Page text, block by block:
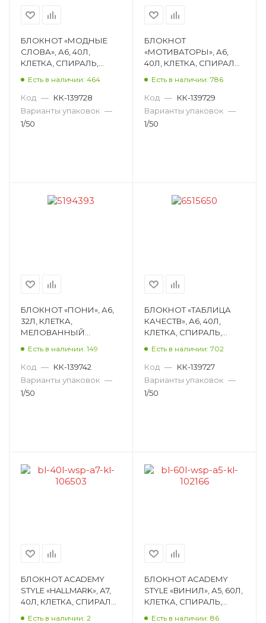
БЛОКНОТ «МОДНЫЕ
СЛОВА», А6, 40Л,
КЛЕТКА, СПИРАЛЬ,
АССОРТИ 6515648
Есть в наличии: 464
Код — КК-139728
Варианты упаковок —
1/50
БЛОКНОТ
«МОТИВАТОРЫ», А6,
40Л, КЛЕТКА, СПИРАЛЬ,
АССОРТИ 6515647
Есть в наличии: 786
Код — КК-139729
Варианты упаковок —
1/50
БЛОКНОТ «ПОНИ», А6,
32Л, КЛЕТКА,
МЕЛОВАННЫЙ
Есть в наличии: 149
Код — КК-139742
Варианты упаковок —
1/50
БЛОКНОТ «ТАБЛИЦА
КАЧЕСТВ», А6, 40Л,
КЛЕТКА, СПИРАЛЬ,
АССОРТИ 6515650
Есть в наличии: 702
Код — КК-139727
Варианты упаковок —
1/50
БЛОКНОТ ACADEMY
STYLE «HALLMARK», А7,
40Л, КЛЕТКА, СПИРАЛЬ,
Есть в наличии: 2
БЛОКНОТ ACADEMY
STYLE «ВИНИЛ», А5, 60Л,
КЛЕТКА, СПИРАЛЬ,
Есть в наличии: 86